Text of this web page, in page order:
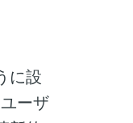
に設
ーザ